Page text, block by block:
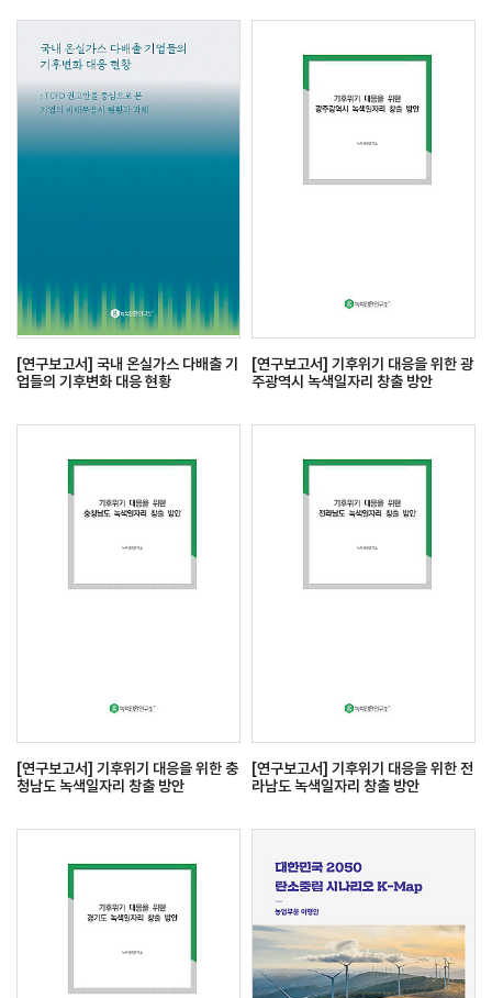
[연구보고서] 국내 온실가스 다배출 기
업들의 기후변화 대응 현황
[연구보고서] 기후위기 대응을 위한 광
주광역시 녹색일자리 창출 방안
[연구보고서] 기후위기 대응을 위한 충
청남도 녹색일자리 창출 방안
[연구보고서] 기후위기 대응을 위한 전
라남도 녹색일자리 창출 방안